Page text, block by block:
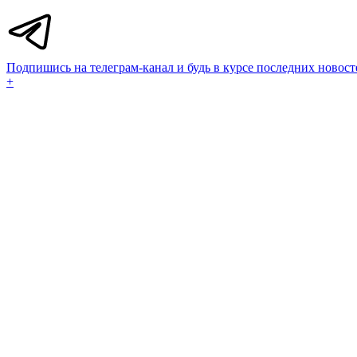
Подпишись на телеграм-канал и будь в курсе последних
+